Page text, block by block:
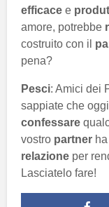
efficace e
amore, potrebbe
costruito con il
pena?
Pesci: Amici dei
sappiate che oggi
confessare
vostro partner
relazione per
Lasciatelo fare!